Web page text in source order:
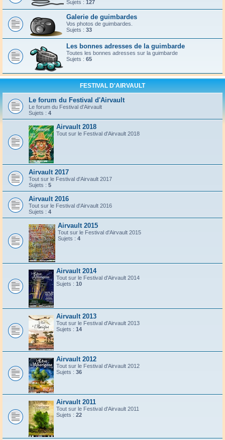
Sujets : 127
Galerie de guimbardes
Vos photos de guimbardes.
Sujets : 33
Les bonnes adresses de la guimbarde
Toutes les bonnes adresses sur la guimbarde
Sujets : 65
FESTIVAL D'AIRVAULT
Le forum du Festival d'Airvault
Le forum du Festival d'Airvault
Sujets : 4
Airvault 2018
Tout sur le Festival d'Airvault 2018
Airvault 2017
Tout sur le Festival d'Airvault 2017
Sujets : 5
Airvault 2016
Tout sur le Festival d'Airvault 2016
Sujets : 4
Airvault 2015
Tout sur le Festival d'Airvault 2015
Sujets : 4
Airvault 2014
Tout sur le Festival d'Airvault 2014
Sujets : 10
Airvault 2013
Tout sur le Festival d'Airvault 2013
Sujets : 14
Airvault 2012
Tout sur le Festival d'Airvault 2012
Sujets : 36
Airvault 2011
Tout sur le Festival d'Airvault 2011
Sujets : 22